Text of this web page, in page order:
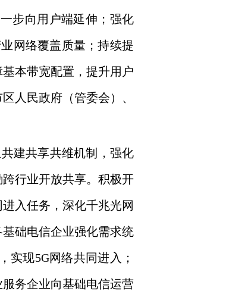
步向用户端延伸；强化
网络覆盖质量；持续提
本带宽配置，提升用户
人民政府（管委会）、
建共享共维机制，强化
行业开放共享。积极开
入任务，深化千兆光网
础电信企业强化需求统
实现5G网络共同进入；
务企业向基础电信运营